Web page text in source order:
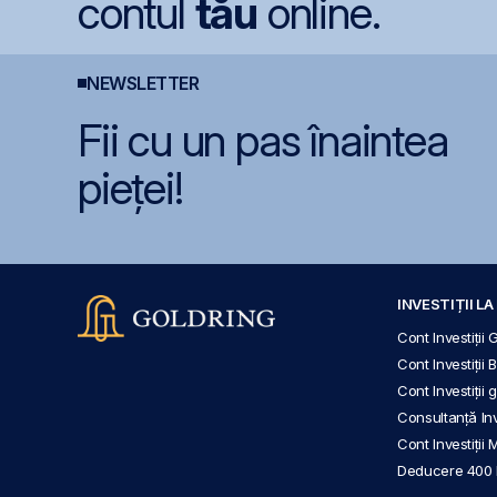
contul tău online.
NEWSLETTER
Fii cu un pas înaintea
pieței!
INVESTIȚII LA
Cont Investiții
Cont Investiții
Cont Investiții
Consultanță
Cont Investiții
Deducere 400